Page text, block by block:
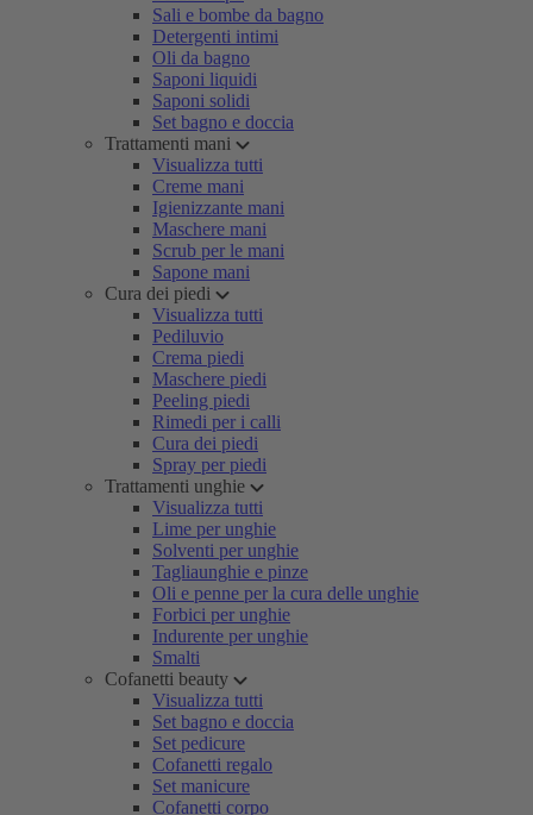
Sali e bombe da bagno
Detergenti intimi
Oli da bagno
Saponi liquidi
Saponi solidi
Set bagno e doccia
Trattamenti mani
Visualizza tutti
Creme mani
Igienizzante mani
Maschere mani
Scrub per le mani
Sapone mani
Cura dei piedi
Visualizza tutti
Pediluvio
Crema piedi
Maschere piedi
Peeling piedi
Rimedi per i calli
Cura dei piedi
Spray per piedi
Trattamenti unghie
Visualizza tutti
Lime per unghie
Solventi per unghie
Tagliaunghie e pinze
Oli e penne per la cura delle unghie
Forbici per unghie
Indurente per unghie
Smalti
Cofanetti beauty
Visualizza tutti
Set bagno e doccia
Set pedicure
Cofanetti regalo
Set manicure
Cofanetti corpo